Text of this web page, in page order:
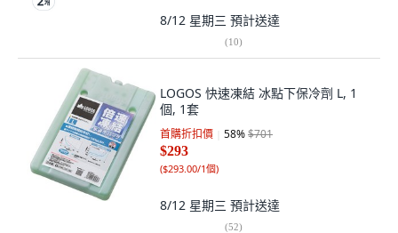
8/12 星期三 預計送達
(10)
LOGOS 快速凍結 冰點下保冷劑 L, 1
個, 1套
首購折扣價 58%$701
$293
($293.00/1個)
8/12 星期三 預計送達
(52)